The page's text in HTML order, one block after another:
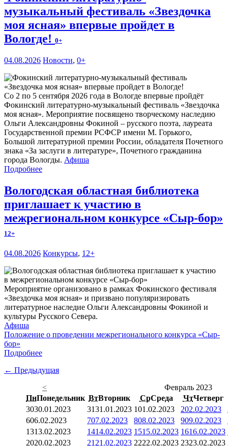
музыкальный фестиваль «Звездочка
моя ясная» впервые пройдет в
Вологде! 0+
04.08.2026 Новости, 0+
Со 2 по 5 сентября 2026 года в Вологде впервые пройдёт
Фокинский литературно-музыкальный фестиваль «Звездочка
моя ясная». Мероприятие посвящено творческому наследию
Ольги Александровны Фокиной – русского поэта, лауреата
Государственной премии РСФСР имени М. Горького,
Большой литературной премии России, обладателя Почетного
знака «За заслуги в литературе», Почетного гражданина
города Вологды. Афиша
Подробнее
Вологодская областная библиотека
приглашает к участию в
межрегиональном конкурсе «Сыр-бор»
12+
04.08.2026 Конкурсы, 12+
Мероприятие организовано в рамках Фокинского фестиваля
«Звездочка моя ясная» и призвано популяризировать
литературное наследие Ольги Александровны Фокиной и
культуры Русского Севера.
Афиша
Положение о проведении межрегионального конкурса «Сыр-
бор»
Подробнее
← Предыдущая
<
Февраль 2023
ПнПонедельник ВтВторник СрСреда ЧтЧетверг
3030.01.2023 3131.01.2023 101.02.2023 202.02.2023
606.02.2023 707.02.2023 808.02.2023 909.02.2023
1313.02.2023 1414.02.2023 1515.02.2023 1616.02.2023
2020.02.2023 21 21.02.2023 2222.02.2023 2323.02.2023